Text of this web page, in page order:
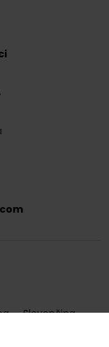
com
Slovenčina